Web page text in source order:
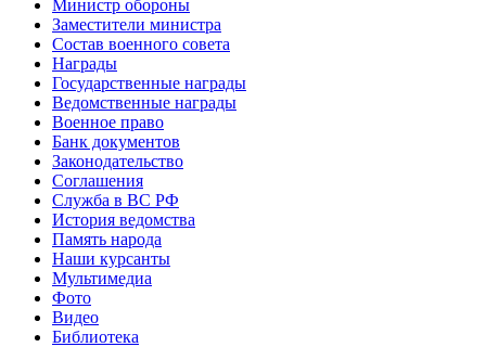
Министр обороны
Заместители министра
Состав военного совета
Награды
Государственные награды
Ведомственные награды
Военное право
Банк документов
Законодательство
Соглашения
Служба в ВС РФ
История ведомства
Память народа
Наши курсанты
Мультимедиа
Фото
Видео
Библиотека